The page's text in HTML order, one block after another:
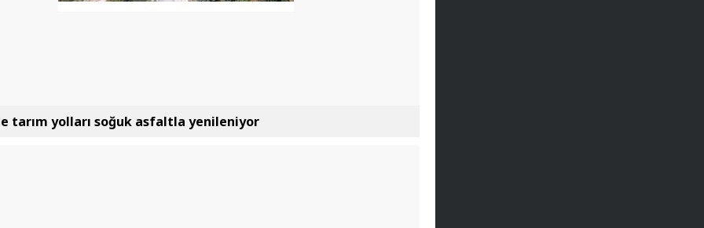
tarım yolları soğuk asfaltla yenileniyor